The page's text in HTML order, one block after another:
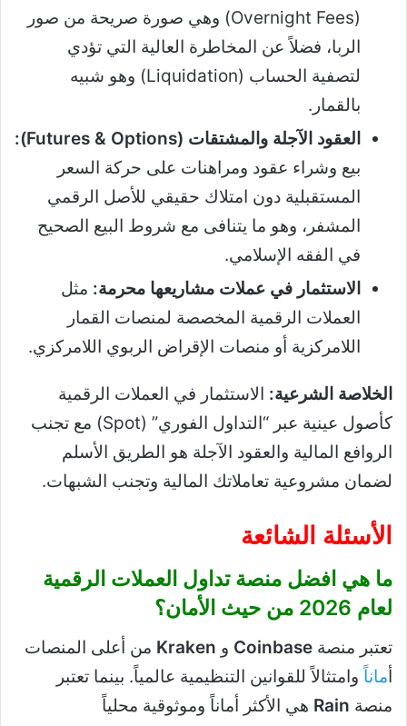
(Overnight Fees) وهي صورة صريحة من صور
الربا، فضلاً عن المخاطرة العالية التي تؤدي
لتصفية الحساب (Liquidation) وهو شبيه
بالقمار.
العقود الآجلة والمشتقات (Futures & Options):
بيع وشراء عقود ومراهنات على حركة السعر
المستقبلية دون امتلاك حقيقي للأصل الرقمي
المشفر، وهو ما يتنافى مع شروط البيع الصحيح
في الفقه الإسلامي.
الاستثمار في عملات مشاريعها محرمة: مثل
العملات الرقمية المخصصة لمنصات القمار
اللامركزية أو منصات الإقراض الربوي اللامركزي.
الخلاصة الشرعية: الاستثمار في العملات الرقمية
كأصول عينية عبر “التداول الفوري” (Spot) مع تجنب
الروافع المالية والعقود الآجلة هو الطريق الأسلم
لضمان مشروعية تعاملاتك المالية وتجنب الشبهات.
الأسئلة الشائعة
ما هي افضل منصة تداول العملات الرقمية
لعام 2026 من حيث الأمان؟
تعتبر منصة Coinbase و Kraken من أعلى المنصات
أمانا ً وامتثالاً للقوانين التنظيمية عالمياً. بينما تعتبر
منصة Rain هي الأكثر أماناً وموثوقية محلياً